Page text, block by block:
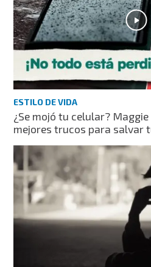
ESTILO DE VIDA
¿Se mojó tu celular?
mejores trucos para salvar